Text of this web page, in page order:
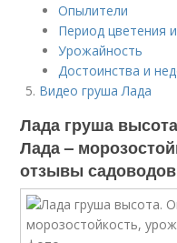
Опылители
Период цветения
Урожайность
Достоинства и
Видео груша Лада
Лада груша
Лада –
отзывы